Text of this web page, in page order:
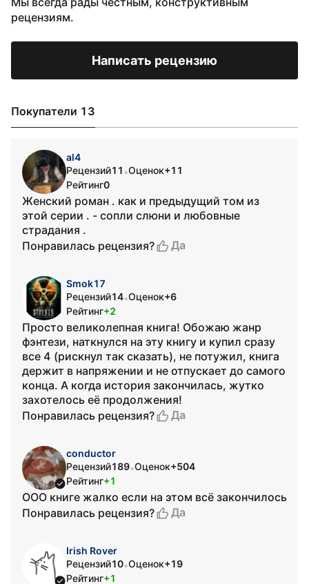
рецензиям.
Написать рецензию
Покупатели 13
al4
Рецензий11 •Оценок+11
Рейтинг0
Женский роман . как и предыдущий том из
этой серии . - сопли слюни и любовные
страдания .
Понравилась рецензия?
Да
Smok17
Рецензий14•Оценок+6
Рейтинг+2
Просто великолепная книга! Обожаю жанр
фэнтези, наткнулся на эту книгу и купил сразу
все 4 (рискнул так сказать), не потужил, книга
держит в напряжении и не отпускает до самого
конца. А когда история закончилась, жутко
захотелось её продолжения!
Понравилась рецензия?
Да
conductor
Рецензий189•Оценок+504
Рейтинг+1
ООО книге жалко если на этом всё закончилось
Понравилась рецензия?
Да
Irish Rover
Рецензий10•Оценок+19
Рейтинг+1